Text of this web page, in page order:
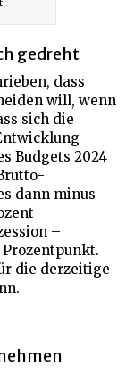
gedreht
dass
will, wenn
sich die
Budgets 2024
dann minus
–
die derzeitige